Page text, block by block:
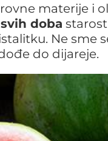
materije i
doba
Ne sme
do dijareje.